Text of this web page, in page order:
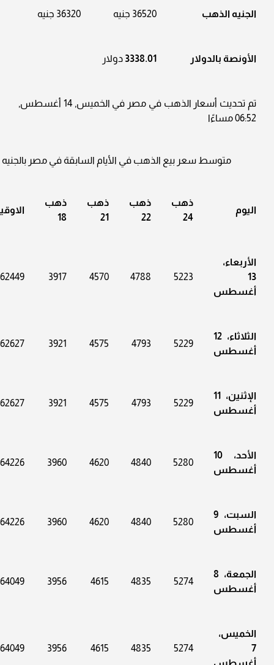
الجنيه الذهب 36520 جنيه 36320 جنيه
الأونصة بالدولار 3338.01دولار
تم تحديث أسعار الذهب في مصر في الخميس, 14 أغسطس,
06:52 مساءًا
متوسط سعر بيع الذهب في الأيام السابقة في مصر
اليوم
ذهب
24
ذهب
22
ذهب
21
ذهب
18
الأربعاء،
13
أغسطس
5223
4788
4570
3917
الثلاثاء، 12
أغسطس
5229
4793
4575
3921
الإثنين، 11
أغسطس
5229
4793
4575
3921
الأحد، 10
أغسطس
5280
4840
4620
3960
السبت، 9
أغسطس
5280
4840
4620
3960
الجمعة، 8
أغسطس
5274
4835
4615
3956
الخميس،
7
أغسطس
5274
4835
4615
3956